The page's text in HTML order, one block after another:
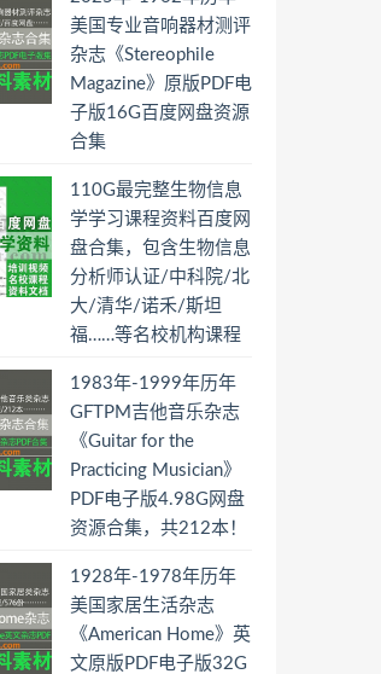
美国专业音响器材测评
杂志《Stereophile
Magazine》原版PDF电
子版16G百度网盘资源
合集
110G最完整生物信息
学学习课程资料百度网
盘合集，包含生物信息
分析师认证/中科院/北
大/清华/诺禾/斯坦
福……等名校机构课程
1983年-1999年历年
GFTPM吉他音乐杂志
《Guitar for the
Practicing Musician》
PDF电子版4.98G网盘
资源合集，共212本！
1928年-1978年历年
美国家居生活杂志
《American Home》英
文原版PDF电子版32G